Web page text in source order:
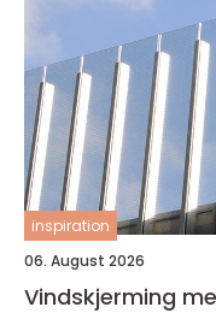
inspiration
06. August 2026
Vindskjerming